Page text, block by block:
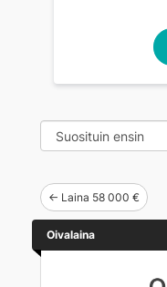
← Laina 58 000 €
Oivalaina